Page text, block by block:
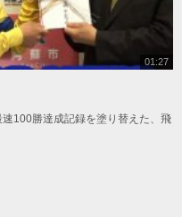
01:27
100勝達成記録を塗り替えた、飛